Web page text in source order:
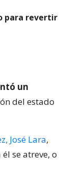
para revertir
un
del estado
José Lara,
se atreve, o